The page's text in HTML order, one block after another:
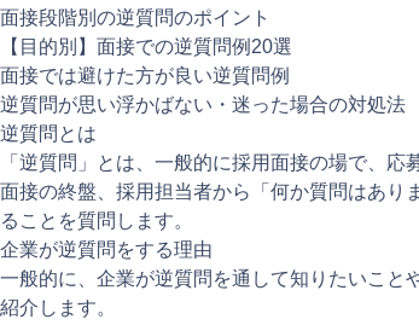
面接段階別の逆質問のポイント
【目的別】面接での逆質問例20選
面接では避けた方が良い逆質問例
逆質問が思い浮かばない・迷った場合の対処法
逆質問とは
「逆質問」とは、一般的に採用面接の場で、応
面接の終盤、採用担当者から「何か質問はあり
ることを質問します。
企業が逆質問をする理由
一般的に、企業が逆質問を通して知りたいこと
紹介します。